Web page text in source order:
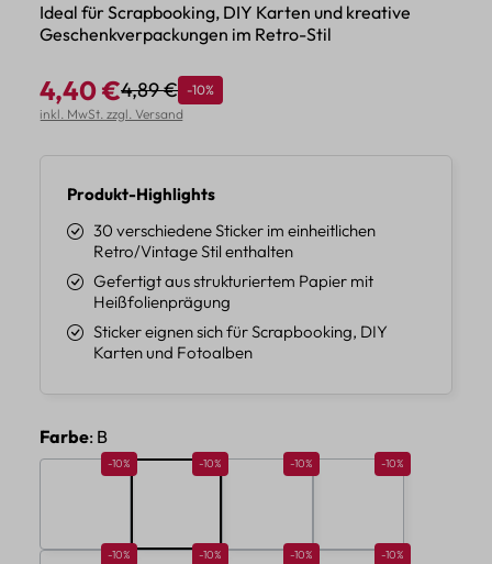
Ideal für Scrapbooking, DIY Karten und kreative
Geschenkverpackungen im Retro-Stil
Verkaufspreis:
4,40 €Regulärer Preis:
4,89 € Rabatt
-10%
inkl. MwSt. zzgl. Versand
Produkt-Highlights
30 verschiedene Sticker im einheitlichen
Retro/Vintage Stil enthalten
Gefertigt aus strukturiertem Papier mit
Heißfolienprägung
Sticker eignen sich für Scrapbooking, DIY
Karten und Fotoalben
Farbeauswählen
: B
Rabatt 10%
-10% Rabatt 10%
-10% Rabatt 10%
-10% Rabatt 10%
-10%
Rabatt 10%
-10% Rabatt 10%
-10% Rabatt 10%
-10% Rabatt 10%
-10%